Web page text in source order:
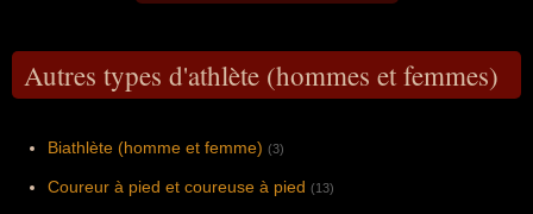
Autres types d'athlète (hommes et femmes)
Biathlète (homme et femme) (3)
Coureur à pied et coureuse à pied (13)